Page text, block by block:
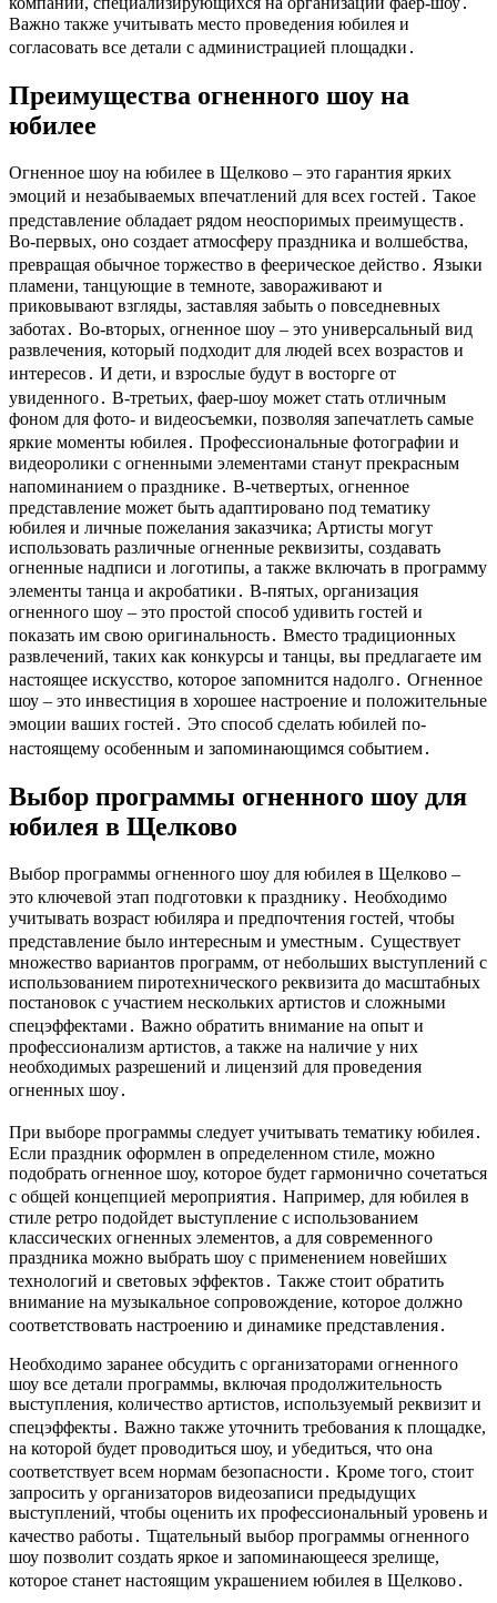
Важно также учитывать место проведения юбилея и
согласовать все детали с администрацией площадки․
Преимущества огненного шоу на
юбилее
Огненное шоу на юбилее в Щелково – это гарантия ярких
эмоций и незабываемых впечатлений для всех гостей․ Такое
представление обладает рядом неоспоримых преимуществ․
Во-первых, оно создает атмосферу праздника и волшебства,
превращая обычное торжество в феерическое действо․ Языки
пламени, танцующие в темноте, завораживают и
приковывают взгляды, заставляя забыть о повседневных
заботах․ Во-вторых, огненное шоу – это универсальный вид
развлечения, который подходит для людей всех возрастов и
интересов․ И дети, и взрослые будут в восторге от
увиденного․ В-третьих, фаер-шоу может стать отличным
фоном для фото- и видеосъемки, позволяя запечатлеть самые
яркие моменты юбилея․ Профессиональные фотографии и
видеоролики с огненными элементами станут прекрасным
напоминанием о празднике․ В-четвертых, огненное
представление может быть адаптировано под тематику
юбилея и личные пожелания заказчика; Артисты могут
использовать различные огненные реквизиты, создавать
огненные надписи и логотипы, а также включать в программу
элементы танца и акробатики․ В-пятых, организация
огненного шоу – это простой способ удивить гостей и
показать им свою оригинальность․ Вместо традиционных
развлечений, таких как конкурсы и танцы, вы предлагаете им
настоящее искусство, которое запомнится надолго․ Огненное
шоу – это инвестиция в хорошее настроение и положительные
эмоции ваших гостей․ Это способ сделать юбилей по-
настоящему особенным и запоминающимся событием․
Выбор программы огненного шоу для
юбилея в Щелково
Выбор программы огненного шоу для юбилея в Щелково –
это ключевой этап подготовки к празднику․ Необходимо
учитывать возраст юбиляра и предпочтения гостей, чтобы
представление было интересным и уместным․ Существует
множество вариантов программ, от небольших выступлений с
использованием пиротехнического реквизита до масштабных
постановок с участием нескольких артистов и сложными
спецэффектами․ Важно обратить внимание на опыт и
профессионализм артистов, а также на наличие у них
необходимых разрешений и лицензий для проведения
огненных шоу․
При выборе программы следует учитывать тематику юбилея․
Если праздник оформлен в определенном стиле, можно
подобрать огненное шоу, которое будет гармонично сочетаться
с общей концепцией мероприятия․ Например, для юбилея в
стиле ретро подойдет выступление с использованием
классических огненных элементов, а для современного
праздника можно выбрать шоу с применением новейших
технологий и световых эффектов․ Также стоит обратить
внимание на музыкальное сопровождение, которое должно
соответствовать настроению и динамике представления․
Необходимо заранее обсудить с организаторами огненного
шоу все детали программы, включая продолжительность
выступления, количество артистов, используемый реквизит и
спецэффекты․ Важно также уточнить требования к площадке,
на которой будет проводиться шоу, и убедиться, что она
соответствует всем нормам безопасности․ Кроме того, стоит
запросить у организаторов видеозаписи предыдущих
выступлений, чтобы оценить их профессиональный уровень и
качество работы․ Тщательный выбор программы огненного
шоу позволит создать яркое и запоминающееся зрелище,
которое станет настоящим украшением юбилея в Щелково․